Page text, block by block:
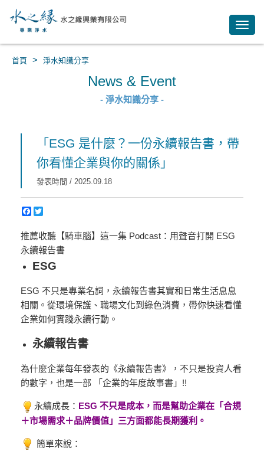
首頁 > 淨水知識分享
News & Event
- 淨水知識分享 -
「ESG 是什麼？一份永續報告書，帶
你看懂企業與你的關係」
發表時間 / 2025.09.18
推薦收聽【騎車腦】這一集 Podcast：用聲音打開 ESG
永續報告書
ESG
ESG 不只是專業名詞，永續報告書其實和日常生活息息
相關。從環境保護、職場文化到綠色消費，帶你快速看懂
企業如何實踐永續行動。
永續報告書
為什麼企業每年發表的《永續報告書》，不只是投資人看
的數字，也是一部 「企業的年度故事書」!!
永續成長： ESG 不只是成本，而是幫助企業在「合規
＋市場需求＋品牌價值」三方面都能長期獲利。
簡單來說：